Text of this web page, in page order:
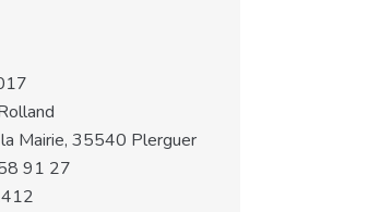
Mairie, 35540 Plerguer
91 27